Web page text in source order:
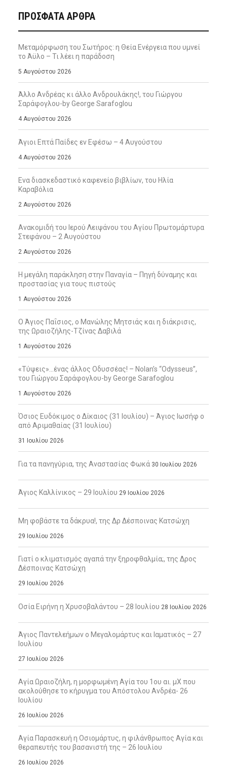
ΠΡΌΣΦΑΤΑ ΆΡΘΡΑ
Μεταμόρφωση του Σωτήρος: η Θεία Ενέργεια που υμνεί
το Άϋλο – Τι λέει η παράδοση
5 Αυγούστου 2026
Άλλο Ανδρέας κι άλλο Ανδρουλάκης!, του Γιώργου
Σαράφογλου-by George Sarafoglou
4 Αυγούστου 2026
Άγιοι Επτά Παίδες εν Εφέσω – 4 Αυγούστου
4 Αυγούστου 2026
Ενα διασκεδαστικό καφενείο βιβλίων, του Ηλία
Καραβόλια
2 Αυγούστου 2026
Ανακομιδή του Ιερού Λειψάνου του Αγίου Πρωτομάρτυρα
Στεφάνου – 2 Αυγούστου
2 Αυγούστου 2026
Η μεγάλη παράκληση στην Παναγία – Πηγή δύναμης και
προστασίας για τους πιστούς
1 Αυγούστου 2026
Ο Άγιος Παΐσιος, ο Μανώλης Μητσιάς και η διάκρισις,
της Ωραιοζήλης-Τζίνας Δαβιλά
1 Αυγούστου 2026
«Τύψεις»…ένας άλλος Οδυσσέας! – Nolan’s “Odysseus”,
του Γιώργου Σαράφογλου-by George Sarafoglou
1 Αυγούστου 2026
Όσιος Ευδόκιμος ο Δίκαιος (31 Ιουλίου) – Άγιος Ιωσήφ ο
από Αριμαθαίας (31 Ιουλίου)
31 Ιουλίου 2026
Για τα πανηγύρια, της Αναστασίας Φωκά 30 Ιουλίου 2026
Άγιος Καλλίνικος – 29 Ιουλίου 29 Ιουλίου 2026
Μη φοβάστε τα δάκρυα!, της Δρ Δέσποινας Κατσώχη
29 Ιουλίου 2026
Γιατί ο κλιματισμός αγαπά την ξηροφθαλμία;, της Δρος
Δέσποινας Κατσώχη
29 Ιουλίου 2026
Οσία Ειρήνη η Χρυσοβαλάντου – 28 Ιουλίου 28 Ιουλίου 2026
Άγιος Παντελεήμων ο Μεγαλομάρτυς και Ιαματικός – 27
Ιουλίου
27 Ιουλίου 2026
Αγία Ωραιοζήλη, η μορφωμένη Αγία του 1ου αι. μΧ που
ακολούθησε το κήρυγμα του Απόστολου Ανδρέα- 26
Ιουλίου
26 Ιουλίου 2026
Αγία Παρασκευή η Οσιομάρτυς, η φιλάνθρωπος Αγία και
θεραπευτής του βασανιστή της – 26 Ιουλίου
26 Ιουλίου 2026